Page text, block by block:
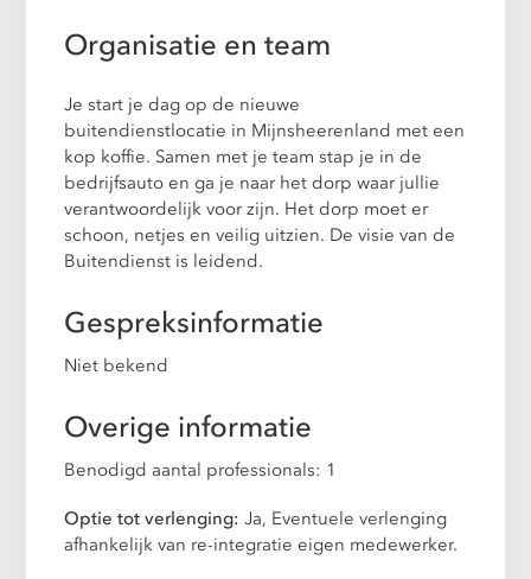
Organisatie en team
Je start je dag op de nieuwe
buitendienstlocatie in Mijnsheerenland met een
kop koffie. Samen met je team stap je in de
bedrijfsauto en ga je naar het dorp waar jullie
verantwoordelijk voor zijn. Het dorp moet er
schoon, netjes en veilig uitzien. De visie van de
Buitendienst is leidend.
Gespreksinformatie
Niet bekend
Overige informatie
Benodigd aantal professionals: 1
Optie tot verlenging:Ja, Eventuele verlenging
afhankelijk van re-integratie eigen medewerker.